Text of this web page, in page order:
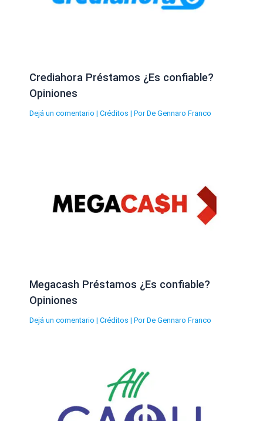
Crediahora Préstamos ¿Es confiable?
Opiniones
Dejá un comentario | Créditos | Por De Gennaro Franco
Megacash Préstamos ¿Es confiable?
Opiniones
Dejá un comentario | Créditos | Por De Gennaro Franco